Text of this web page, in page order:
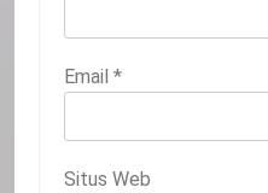
Email *
Situs Web